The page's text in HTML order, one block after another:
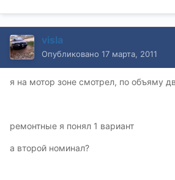
visla
Опубликовано 17 марта, 2011
я на мотор зоне смотрел, по объяму
ремонтные я понял 1 вариант
а второй номинал?